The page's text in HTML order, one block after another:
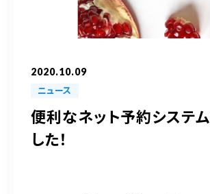
2020.10.09
ニュース
便利なネット予約システ
した！